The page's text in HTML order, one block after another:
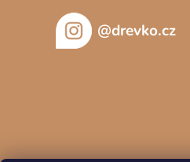
@drevko.cz